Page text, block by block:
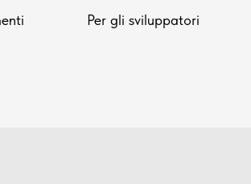
Per gli sviluppatori